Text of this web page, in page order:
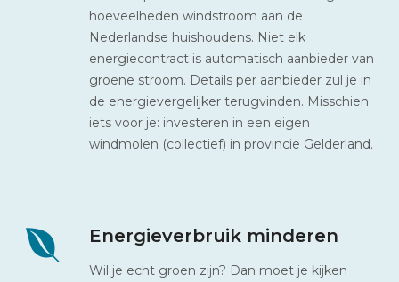
hoeveelheden windstroom aan de
Nederlandse huishoudens. Niet elk
energiecontract is automatisch aanbieder van
groene stroom. Details per aanbieder zul je in
de energievergelijker terugvinden. Misschien
iets voor je: investeren in een eigen
windmolen (collectief) in provincie Gelderland.
Energieverbruik minderen
Wil je echt groen zijn? Dan moet je kijken